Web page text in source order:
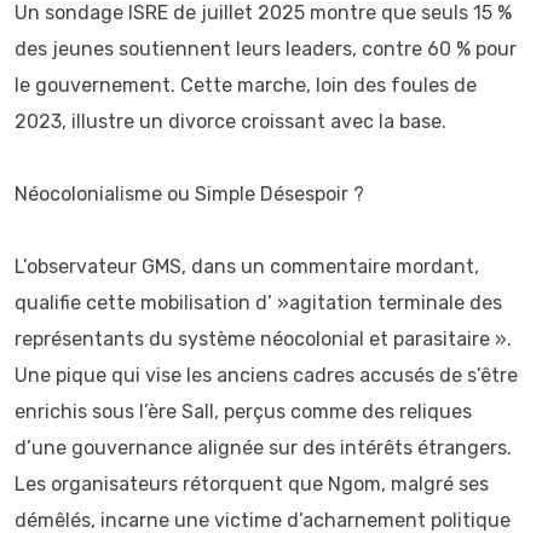
Un sondage ISRE de juillet 2025 montre que seuls 15 %
des jeunes soutiennent leurs leaders, contre 60 % pour
le gouvernement. Cette marche, loin des foules de
2023, illustre un divorce croissant avec la base.
Néocolonialisme ou Simple Désespoir ?
L’observateur GMS, dans un commentaire mordant,
qualifie cette mobilisation d’ »agitation terminale des
représentants du système néocolonial et parasitaire ».
Une pique qui vise les anciens cadres accusés de s’être
enrichis sous l’ère Sall, perçus comme des reliques
d’une gouvernance alignée sur des intérêts étrangers.
Les organisateurs rétorquent que Ngom, malgré ses
démêlés, incarne une victime d’acharnement politique